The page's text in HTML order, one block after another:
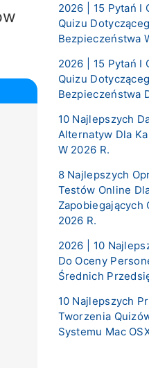
2026 | 15 Pytań I
Quizu
Bezpieczeństwa
2026 | 15 Pytań I
Quizu
Bezpieczeństwa
10 Najlepszych
Alternatyw Dla
W 2026 R.
8 Najlepszych
Testów Online
Zapobiegających
2026 R.
2026 | 10
Do Oceny
Średnich
10 Najlepszych
Tworzenia
Systemu Mac